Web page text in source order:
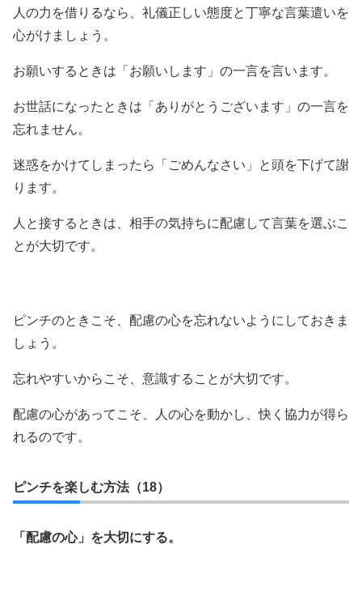
人の力を借りるなら、礼儀正しい態度と丁寧な言葉遣いを
心がけましょう。
お願いするときは「お願いします」の一言を言います。
お世話になったときは「ありがとうございます」の一言を
忘れません。
迷惑をかけてしまったら「ごめんなさい」と頭を下げて謝
ります。
人と接するときは、相手の気持ちに配慮して言葉を選ぶこ
とが大切です。
ピンチのときこそ、配慮の心を忘れないようにしておきま
しょう。
忘れやすいからこそ、意識することが大切です。
配慮の心があってこそ、人の心を動かし、快く協力が得ら
れるのです。
ピンチを楽しむ方法（18）
「配慮の心」を大切にする。